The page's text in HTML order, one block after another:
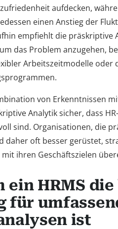
aufdecken,
einen Anstieg der
empfiehlt die präskriptive
das Problem anzugehen,
Arbeitszeitmodelle oder
von Erkenntnissen
Analytik sicher, dass
sind. Organisationen, die
daher oft besser gerüstet,
ihren Geschäftszielen
ein HRMS
für
ist